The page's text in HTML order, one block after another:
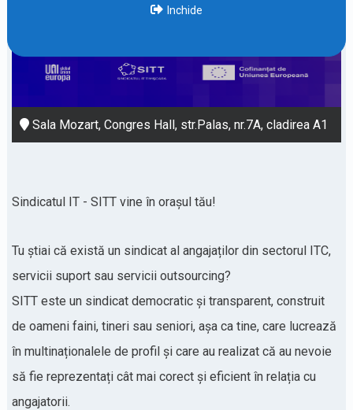
Sala Mozart, Congres Hall, str.Palas, nr.7A, cladirea A1
Sindicatul IT - SITT vine în orașul tău!
Tu știai că există un sindicat al angajaților din sectorul ITC,
servicii suport sau servicii outsourcing?
SITT este un sindicat democratic și transparent, construit
de oameni faini, tineri sau seniori, așa ca tine, care lucrează
în multinaționalele de profil și care au realizat că au nevoie
să fie reprezentați cât mai corect și eficient în relația cu
angajatorii.
Inchide